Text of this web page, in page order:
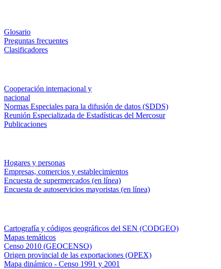
Glosario
Preguntas frecuentes
Clasificadores
Cooperación internacional y
nacional
Normas Especiales para la difusión de datos (SDDS)
Reunión Especializada de Estadísticas del Mercosur
Publicaciones
Hogares y personas
Empresas, comercios y establecimientos
Encuesta de supermercados (en línea)
Encuesta de autoservicios mayoristas (en línea)
Cartografía y códigos geográficos del SEN (CODGEO)
Mapas temáticos
Censo 2010 (GEOCENSO)
Origen provincial de las exportaciones (OPEX)
Mapa dinámico - Censo 1991 y 2001